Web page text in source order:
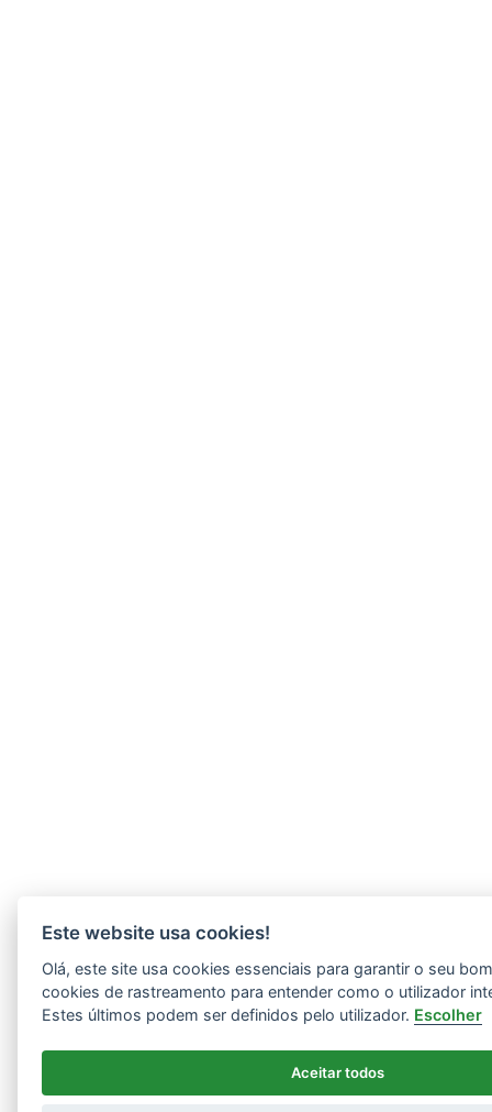
Este website usa cookies!
Olá, este site usa cookies essenciais para garantir o seu
cookies de rastreamento para entender como o utilizador
Estes últimos podem ser definidos pelo utilizador. Escolher
Aceitar todos